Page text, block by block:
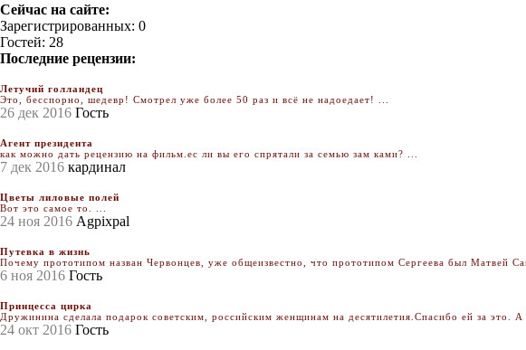
Сейчас на сайте:
Зарегистрированных: 0
Гостей: 28
Последние рецензии:
Летучий голландец
Это, бесспорно, шедевр! Смотрел уже более 50 раз и всё не надоедает! ...
26 дек 2016 Гость
Агент президента
как можно дать рецензию на фильм.ес ли вы его спрятали за семью зам ками? ...
7 дек 2016 кардинал
Цветы лиловые полей
Вот это самое то. ...
24 ноя 2016 Agpixpal
Путевка в жизнь
Почему прототипом назван Червонцев, уже общеизвестно, что прототипом Сергеева был Матвей
6 ноя 2016 Гость
Принцесса цирка
Дружинина сделала подарок советским, российским женщинам на десятилетия.Спасибо ей за это.
24 окт 2016 Гость